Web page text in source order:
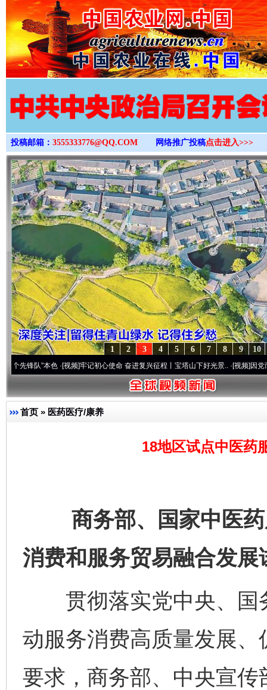
>
投稿邮箱： 3555333776@QQ.COM 网络推广投稿点击进入>>>
10
9
8
7
6
5
4
3
2
1
”本色·[视频]牢记初心使命 奋进复兴征程丨宝塔山下好光景..·[视频]因党而生 为党
首页 » 医药医疗/康养
18地区试点中医药
商务部、国家中医药
消费和服务贸易融合发展
贯彻落实党中央、国
动服务消费高质量发展
要求，商务部、中央宣